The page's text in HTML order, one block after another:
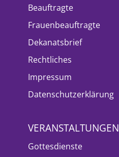
Beauftragte
Frauenbeauftragte
Dekanatsbrief
Rechtliches
Impressum
Datenschutzerklärung
VERANSTALTUNGEN
Gottesdienste